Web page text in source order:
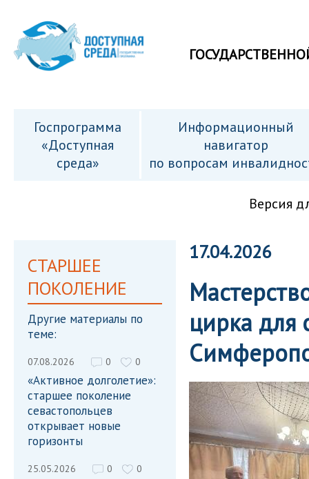
Госпрограмма
«Доступная
среда»
Информационный
навигатор
по вопросам
Версия
СТАРШЕЕ
ПОКОЛЕНИЕ
Другие материалы по
теме:
07.08.2026 0 0
«Активное долголетие»:
старшее поколение
севастопольцев
открывает новые
горизонты
25.05.2026 0 0
17.04.2026
цирка для